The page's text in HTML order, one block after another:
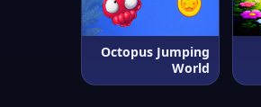
Octopus Jumping
World